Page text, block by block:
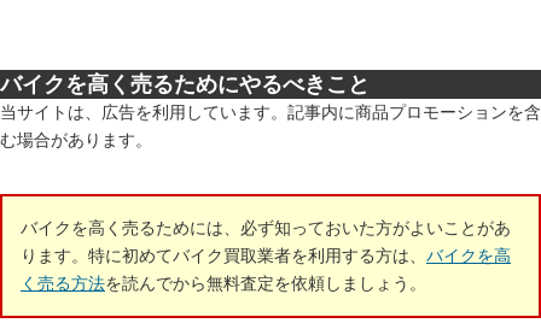
バイクを高く売るためにやるべきこと
当サイトは、広告を利用しています。記事内に商品プロモーションを含
む場合があります。
バイクを高く売るためには、必ず知っておいた方がよいことがあ
ります。特に初めてバイク買取業者を利用する方は、 バイクを高
く売る方法を読んでから無料査定を依頼しましょう。